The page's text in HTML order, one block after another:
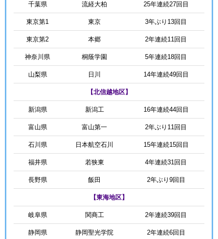
千葉県 流経大柏 25年連続27回目
東京第1 東京 3年ぶり13回目
東京第2 本郷 2年連続11回目
神奈川県 桐蔭学園 5年連続18回目
山梨県 日川 14年連続49回目
【北信越地区】
新潟県 新潟工 16年連続44回目
富山県 富山第一 2年ぶり11回目
石川県 日本航空石川 15年連続15回目
福井県 若狭東 4年連続31回目
長野県 飯田 2年ぶり9回目
【東海地区】
岐阜県 関商工 2年連続39回目
静岡県 静岡聖光学院 2年連続6回目